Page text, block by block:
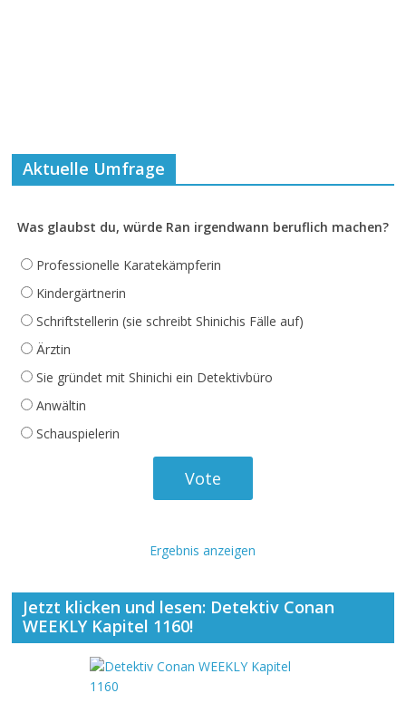
Aktuelle Umfrage
Was glaubst du, würde Ran irgendwann beruflich machen?
Professionelle Karatekämpferin
Kindergärtnerin
Schriftstellerin (sie schreibt Shinichis Fälle auf)
Ärztin
Sie gründet mit Shinichi ein Detektivbüro
Anwältin
Schauspielerin
Ergebnis anzeigen
Jetzt klicken und lesen: Detektiv Conan
WEEKLY Kapitel 1160!